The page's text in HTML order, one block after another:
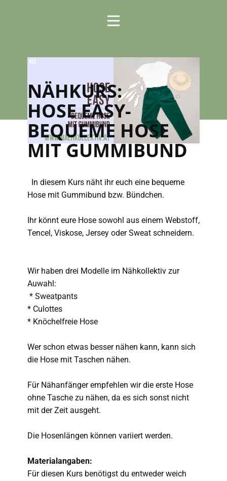
NÄHKURS:
HOSE EASY-
BEQUEME HOSE
MIT GUMMIBUND
In diesem Kurs näht ihr euch eine bequeme
Hose mit Gummibund bzw. Bündchen.
Ihr könnt eure Hose sowohl aus einem Webstoff,
Tencel, Viskose, Jersey oder Sweat schneidern.
Wir haben drei Modelle im Nähkollektiv zur
Auwahl:
* Sweatpants
* Culottes
* Knöchelfreie Hose
Wer schon etwas besser nähen kann, kann sich
die Hose mit Taschen nähen.
Für Nähanfänger empfehlen wir die erste Hose
ohne Tasche zu nähen, da es sich sonst nicht
mit der Zeit ausgeht.
Die Hosenlängen können variiert werden.
Materialangaben:
Für diesen Kurs benötigst du entweder weich